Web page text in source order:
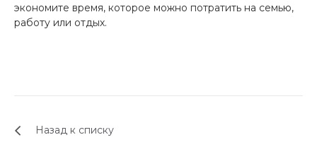
экономите время, которое можно потратить на семью,
работу или отдых.
Назад к списку